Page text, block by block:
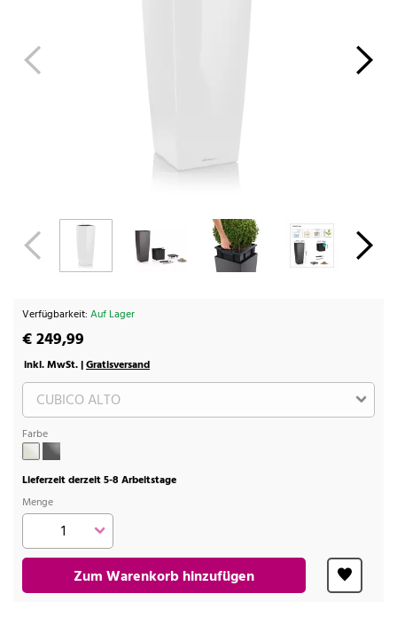
Verfügbarkeit: Auf Lager
€ 249,99
inkl. MwSt. |Gratisversand
Farbe
Lieferzeit derzeit 5-8 Arbeitstage
Menge
Zum Warenkorb hinzufügen